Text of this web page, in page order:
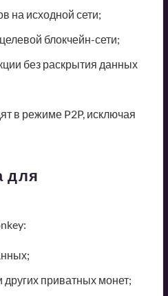
на исходной сети;
блокчейн-сети;
без раскрытия данных
в режиме P2P, исключая
для
приватных монет;